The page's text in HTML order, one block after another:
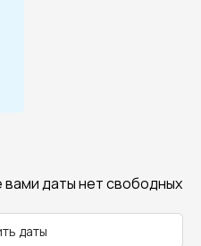
даты нет свободных
даты